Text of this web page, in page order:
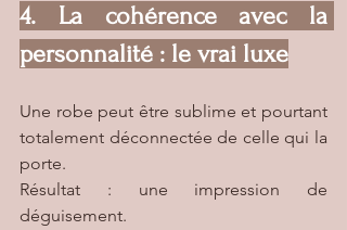
4. La cohérence avec la
personnalité : le vrai luxe
Une robe peut être sublime et pourtant
totalement déconnectée de celle qui la
porte.
Résultat : une impression de
déguisement.